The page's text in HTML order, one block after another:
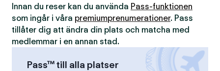
Innan du reser kan du använda Pass-funktionen
som ingår i våra premiumprenumerationer. Pass
tillåter dig att ändra din plats och matcha med
medlemmar i en annan stad.
Pass™ till alla platser